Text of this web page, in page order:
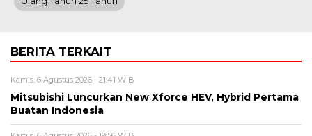
BERITA TERKAIT
Kamis, 6 Agustus 2026 - 21:41 WIB
Mitsubishi Luncurkan New Xforce HEV, Hybrid Pertama
Buatan Indonesia